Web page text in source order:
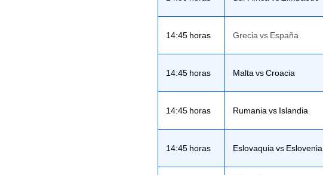
14:45 horas Grecia vs España
14:45 horas Malta vs Croacia
14:45 horas Rumania vs Islandia
14:45 horas Eslovaquia vs Eslovenia